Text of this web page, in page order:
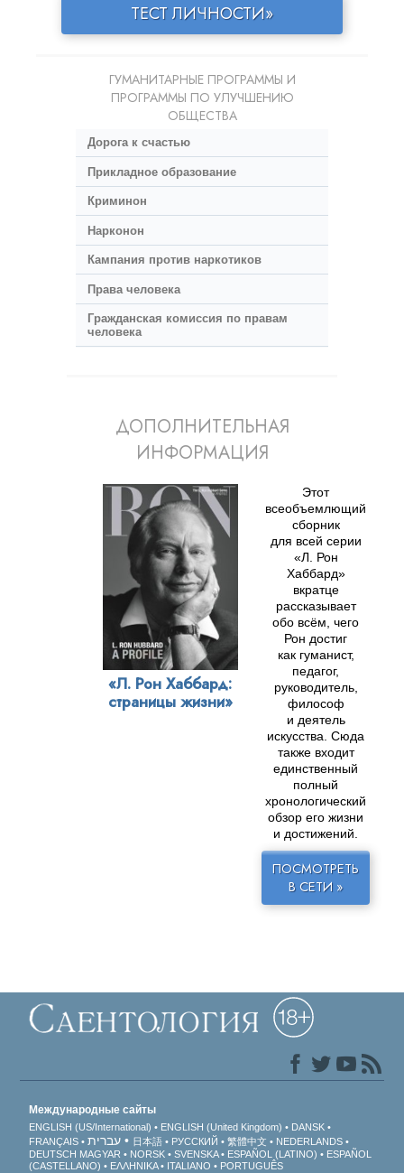
ТЕСТ ЛИЧНОСТИ»
ГУМАНИТАРНЫЕ ПРОГРАММЫ И
ПРОГРАММЫ ПО УЛУЧШЕНИЮ
ОБЩЕСТВА
Дорога к счастью
Прикладное образование
Криминон
Нарконон
Кампания против наркотиков
Права человека
Гражданская комиссия по правам
человека
ДОПОЛНИТЕЛЬНАЯ
ИНФОРМАЦИЯ
«Л. Рон Хаббард:
страницы жизни»
Этот
всеобъемлющий
сборник
для всей серии
«Л. Рон
Хаббард»
вкратце
рассказывает
обо всём, чего
Рон достиг
как гуманист,
педагог,
руководитель,
философ
и деятель
искусства. Сюда
также входит
единственный
полный
хронологический
обзор его жизни
и достижений.
ПОСМОТРЕТЬ
В СЕТИ »
Международные сайты
ENGLISH (US/International) ENGLISH (United Kingdom)
DANSK
FRANÇAIS
עברית 日本語 РУССКИЙ 繁體中文
NEDERLANDS
DEUTSCH MAGYAR NORSK SVENSKA ESPAÑOL (LATINO)
ESPAÑOL
(CASTELLANO)
ΕΛΛΗΝΙΚA ITALIANO PORTUGUÊS